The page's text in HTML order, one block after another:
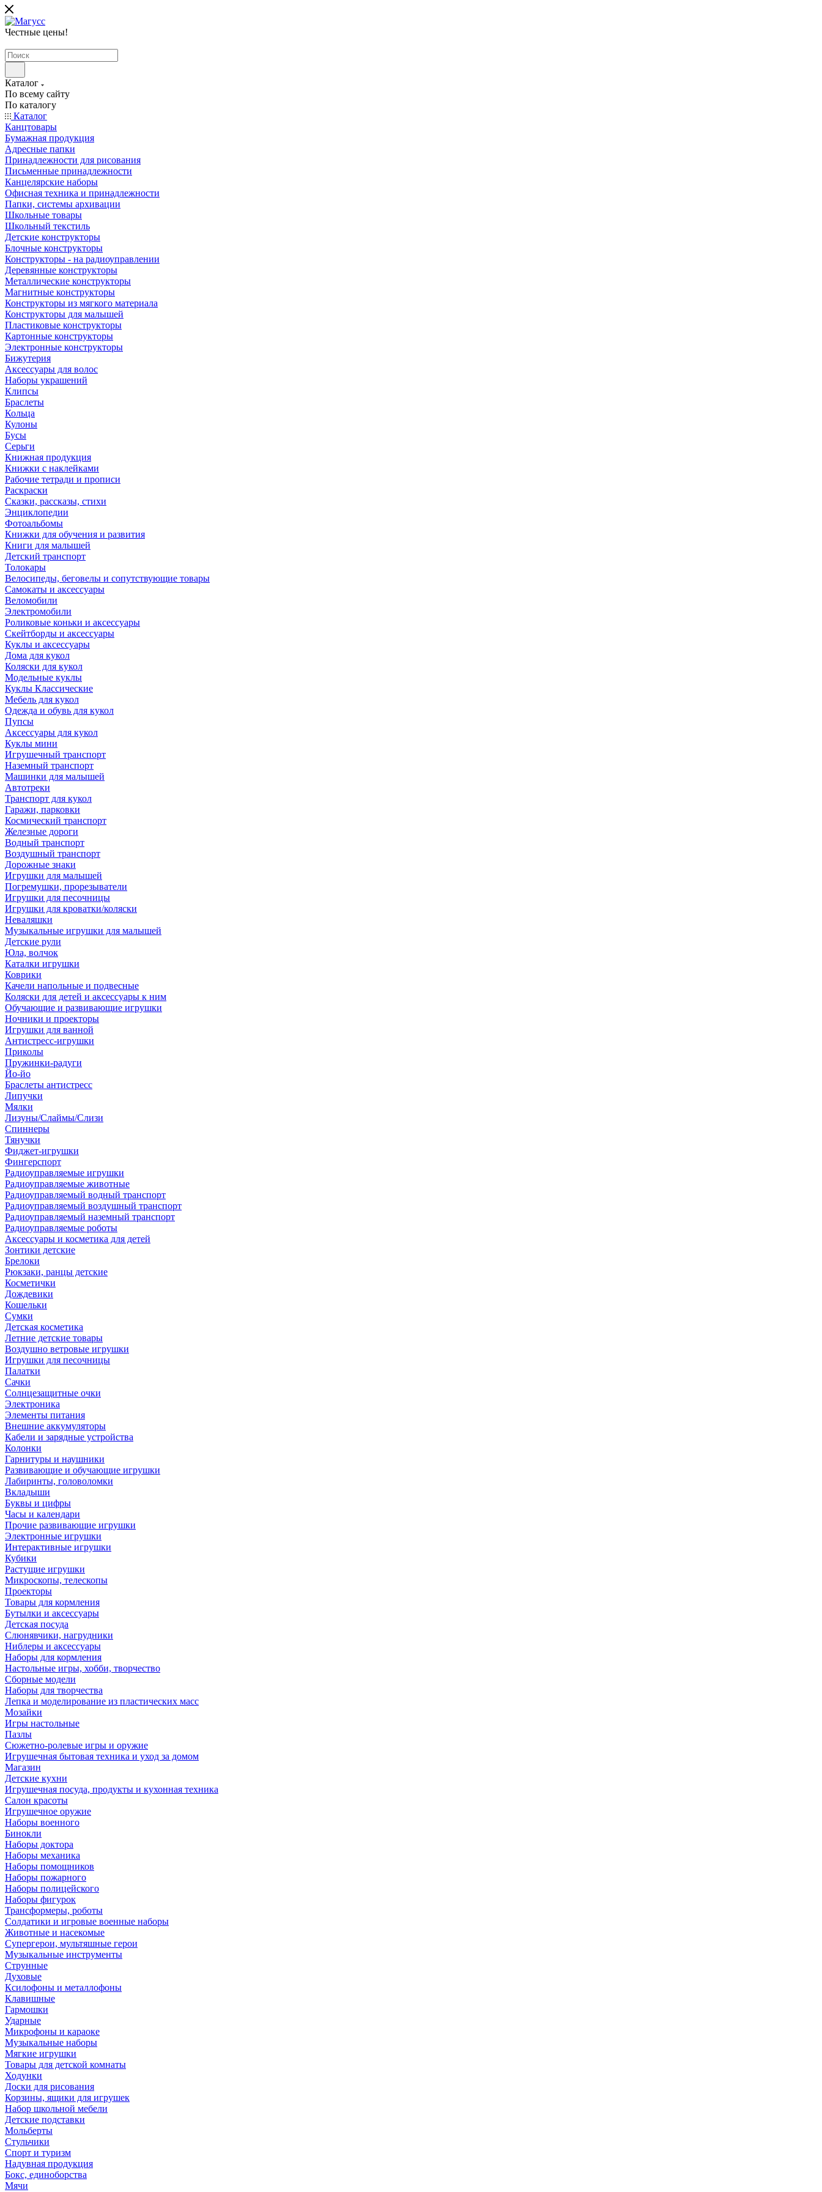
Честные цены!
Каталог
По всему сайту
По каталогу
Каталог
Канцтовары
Бумажная продукция
Адресные папки
Принадлежности для рисования
Письменные принадлежности
Канцелярские наборы
Офисная техника и принадлежности
Папки, системы архивации
Школьные товары
Школьный текстиль
Детские конструкторы
Блочные конструкторы
Конструкторы - на радиоуправлении
Деревянные конструкторы
Металлические конструкторы
Магнитные конструкторы
Конструкторы из мягкого материала
Конструкторы для малышей
Пластиковые конструкторы
Картонные конструкторы
Электронные конструкторы
Бижутерия
Аксессуары для волос
Наборы украшений
Клипсы
Браслеты
Кольца
Кулоны
Бусы
Серьги
Книжная продукция
Книжки с наклейками
Рабочие тетради и прописи
Раскраски
Сказки, рассказы, стихи
Энциклопедии
Фотоальбомы
Книжки для обучения и развития
Книги для малышей
Детский транспорт
Толокары
Велосипеды, беговелы и сопутствующие товары
Самокаты и аксессуары
Веломобили
Электромобили
Роликовые коньки и аксессуары
Скейтборды и аксессуары
Куклы и аксессуары
Дома для кукол
Коляски для кукол
Модельные куклы
Куклы Классические
Мебель для кукол
Одежда и обувь для кукол
Пупсы
Аксессуары для кукол
Куклы мини
Игрушечный транспорт
Наземный транспорт
Машинки для малышей
Автотреки
Транспорт для кукол
Гаражи, парковки
Космический транспорт
Железные дороги
Водный транспорт
Воздушный транспорт
Дорожные знаки
Игрушки для малышей
Погремушки, прорезыватели
Игрушки для песочницы
Игрушки для кроватки/коляски
Неваляшки
Музыкальные игрушки для малышей
Детские рули
Юла, волчок
Каталки игрушки
Коврики
Качели напольные и подвесные
Коляски для детей и аксессуары к ним
Обучающие и развивающие игрушки
Ночники и проекторы
Игрушки для ванной
Антистресс-игрушки
Приколы
Пружинки-радуги
Йо-йо
Браслеты антистресс
Липучки
Мялки
Лизуны/Слаймы/Слизи
Спиннеры
Тянучки
Фиджет-игрушки
Фингерспорт
Радиоуправляемые игрушки
Радиоуправляемые животные
Радиоуправляемый водный транспорт
Радиоуправляемый воздушный транспорт
Радиоуправляемый наземный транспорт
Радиоуправляемые роботы
Аксессуары и косметика для детей
Зонтики детские
Брелоки
Рюкзаки, ранцы детские
Косметички
Дождевики
Кошельки
Сумки
Детская косметика
Летние детские товары
Воздушно ветровые игрушки
Игрушки для песочницы
Палатки
Сачки
Солнцезащитные очки
Электроника
Элементы питания
Внешние аккумуляторы
Кабели и зарядные устройства
Колонки
Гарнитуры и наушники
Развивающие и обучающие игрушки
Лабиринты, головоломки
Вкладыши
Буквы и цифры
Часы и календари
Прочие развивающие игрушки
Электронные игрушки
Интерактивные игрушки
Кубики
Растущие игрушки
Микроскопы, телескопы
Проекторы
Товары для кормления
Бутылки и аксессуары
Детская посуда
Слюнявчики, нагрудники
Ниблеры и аксессуары
Наборы для кормления
Настольные игры, хобби, творчество
Сборные модели
Наборы для творчества
Лепка и моделирование из пластических масс
Мозайки
Игры настольные
Пазлы
Сюжетно-ролевые игры и оружие
Игрушечная бытовая техника и уход за домом
Магазин
Детские кухни
Игрушечная посуда, продукты и кухонная техника
Салон красоты
Игрушечное оружие
Наборы военного
Бинокли
Наборы доктора
Наборы механика
Наборы помощников
Наборы пожарного
Наборы полицейского
Наборы фигурок
Трансформеры, роботы
Солдатики и игровые военные наборы
Животные и насекомые
Супергерои, мультяшные герои
Музыкальные инструменты
Струнные
Духовые
Ксилофоны и металлофоны
Клавишные
Гармошки
Ударные
Микрофоны и караоке
Музыкальные наборы
Мягкие игрушки
Товары для детской комнаты
Ходунки
Доски для рисования
Корзины, ящики для игрушек
Набор школьной мебели
Детские подставки
Мольберты
Стульчики
Спорт и туризм
Надувная продукция
Бокс, единоборства
Мячи